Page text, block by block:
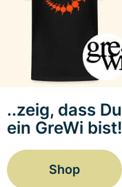
..zeig, dass Du
ein GreWi bist!
Shop